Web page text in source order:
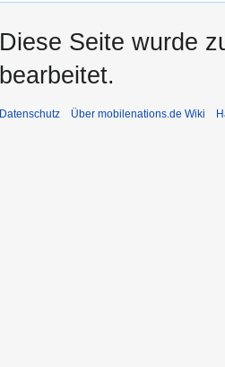
Diese Seite wurde
bearbeitet.
Datenschutz Über mobilenations.de Wiki